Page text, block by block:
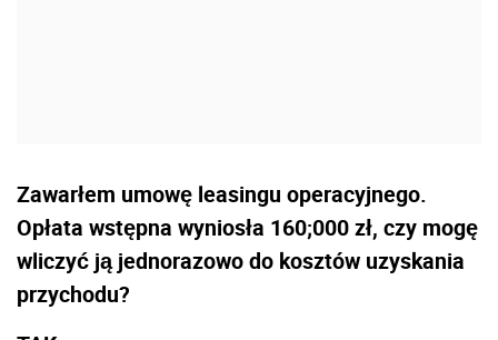
Zawarłem umowę leasingu operacyjnego.
Opłata wstępna wyniosła 160;000 zł, czy mogę
wliczyć ją jednorazowo do kosztów uzyskania
przychodu?